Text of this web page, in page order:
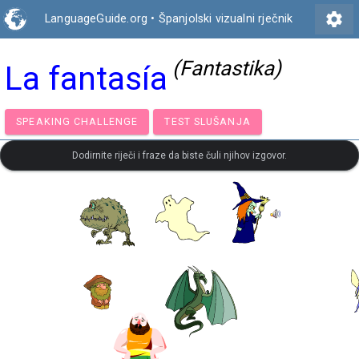
LanguageGuide.org • Španjolski vizualni rječnik settings
La fantasía (Fantastika)
SPEAKING CHALLENGE TEST SLUŠANJA
Dodirnite riječi i fraze da biste čuli njihov izgovor.